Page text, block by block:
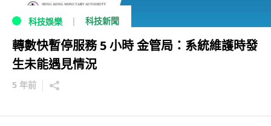
科技娛樂 科技新聞
轉數快暫停服務 5 小時 金管局：系統維護時發
生未能遇見情況
5 年前